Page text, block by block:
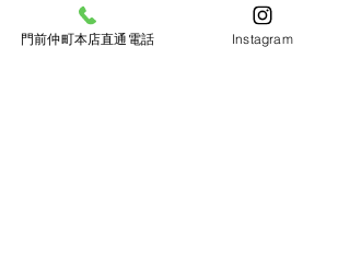
用状況等の把握に役立ち、サービス向上に資するも
のです。Cookieを無効化されたいユーザーは、ウェ
ブブラウザの設定を変更することによりCookieを無
門前仲町本店直通電話 Instagram